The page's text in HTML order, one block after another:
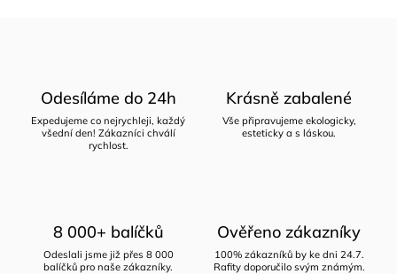
Odesíláme do 24h
Expedujeme co nejrychleji, každý
všední den! Zákazníci chválí
rychlost.
Krásně zabalené
Vše připravujeme ekologicky,
esteticky a s láskou.
8 000+ balíčků
Odeslali jsme již přes 8 000
balíčků pro naše zákazníky.
Ověřeno zákazníky
100% zákazníků by ke dni 24.7.
Rafity doporučilo svým známým.